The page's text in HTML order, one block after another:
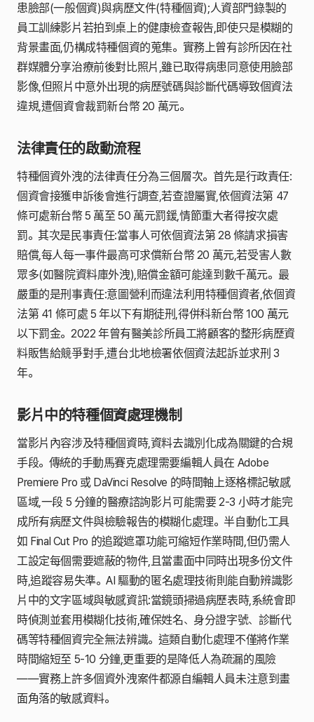
患臉部(一般個資)與病歷文件(特種個資);人資部門錄製的
員工訓練影片若拍到桌上的健康檢查報告,即使只是模糊的
背景畫面,仍構成特種個資的蒐集。實務上曾有診所因在社
群媒體分享治療前後對比照片,雖已取得病患同意使用臉部
影像,但照片中意外出現的病歷號碼與診斷代碼導致個資法
違規,遭個資會裁罰新台幣 20 萬元。
法律責任的啟動流程
特種個資外洩的法律責任分為三個層次。首先是行政責任:
個資會接獲申訴後會進行調查,若查證屬實,依個資法第 47
條可處新台幣 5 萬至 50 萬元罰鍰,情節重大者得按次處
罰。其次是民事責任:當事人可依個資法第 28 條請求損害
賠償,每人每一事件最高可求償新台幣 20 萬元,若受害人數
眾多(如醫院資料庫外洩),賠償金額可能達到數千萬元。最
嚴重的是刑事責任:意圖營利而違法利用特種個資者,依個資
法第 41 條可處 5 年以下有期徒刑,得併科新台幣 100 萬元
以下罰金。2022 年曾有醫美診所員工將顧客的整形病歷資
料販售給競爭對手,遭台北地檢署依個資法起訴並求刑 3
年。
影片中的特種個資處理機制
當影片內容涉及特種個資時,資料去識別化成為關鍵的合規
手段。傳統的手動馬賽克處理需要編輯人員在 Adobe
Premiere Pro 或 DaVinci Resolve 的時間軸上逐格標記敏感
區域,一段 5 分鐘的醫療諮詢影片可能需要 2-3 小時才能完
成所有病歷文件與檢驗報告的模糊化處理。半自動化工具
如 Final Cut Pro 的追蹤遮罩功能可縮短作業時間,但仍需人
工設定每個需要遮蔽的物件,且當畫面中同時出現多份文件
時,追蹤容易失準。AI 驅動的匿名處理技術則能自動辨識影
片中的文字區域與敏感資訊:當鏡頭掃過病歷表時,系統會即
時偵測並套用模糊化技術,確保姓名、身分證字號、診斷代
碼等特種個資完全無法辨識。這類自動化處理不僅將作業
時間縮短至 5-10 分鐘,更重要的是降低人為疏漏的風險
——實務上許多個資外洩案件都源自編輯人員未注意到畫
面角落的敏感資料。